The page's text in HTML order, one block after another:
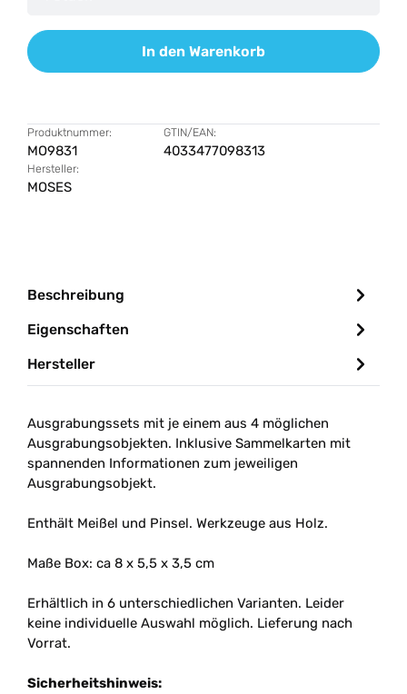
In den Warenkorb
Produktnummer:
MO9831
GTIN/EAN:
4033477098313
Hersteller:
MOSES
Beschreibung
Eigenschaften
Hersteller
Ausgrabungssets mit je einem aus 4 möglichen
Ausgrabungsobjekten. Inklusive Sammelkarten mit
spannenden Informationen zum jeweiligen
Ausgrabungsobjekt.
Enthält Meißel und Pinsel. Werkzeuge aus Holz.
Maße Box: ca 8 x 5,5 x 3,5 cm
Erhältlich in 6 unterschiedlichen Varianten. Leider
keine individuelle Auswahl möglich. Lieferung nach
Vorrat.
Sicherheitshinweis: